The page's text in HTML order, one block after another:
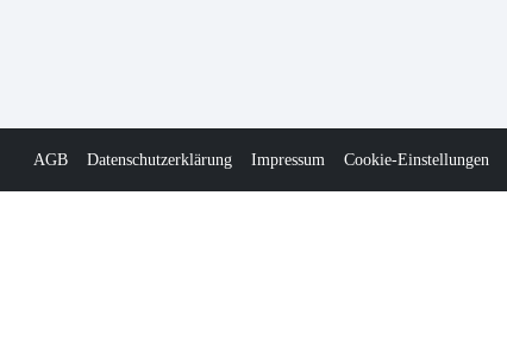
AGB Datenschutzerklärung Impressum Cookie-Einstellungen